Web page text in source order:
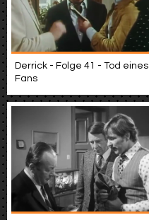
Derrick - Folge 41 - Tod eines
Fans